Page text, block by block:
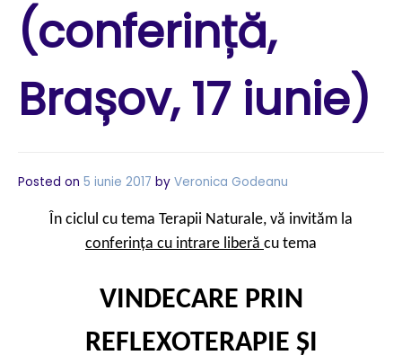
(conferință,
Brașov, 17 iunie)
Posted on 5 iunie 2017 by Veronica Godeanu
În ciclul cu tema Terapii Naturale, vă invităm la
conferința cu intrare liberă cu tema
VINDECARE PRIN
REFLEXOTERAPIE ȘI